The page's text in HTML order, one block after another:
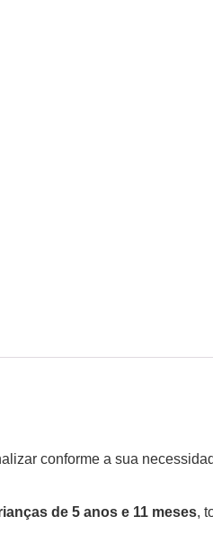
conforme a sua
de 5 anos e 11 meses,